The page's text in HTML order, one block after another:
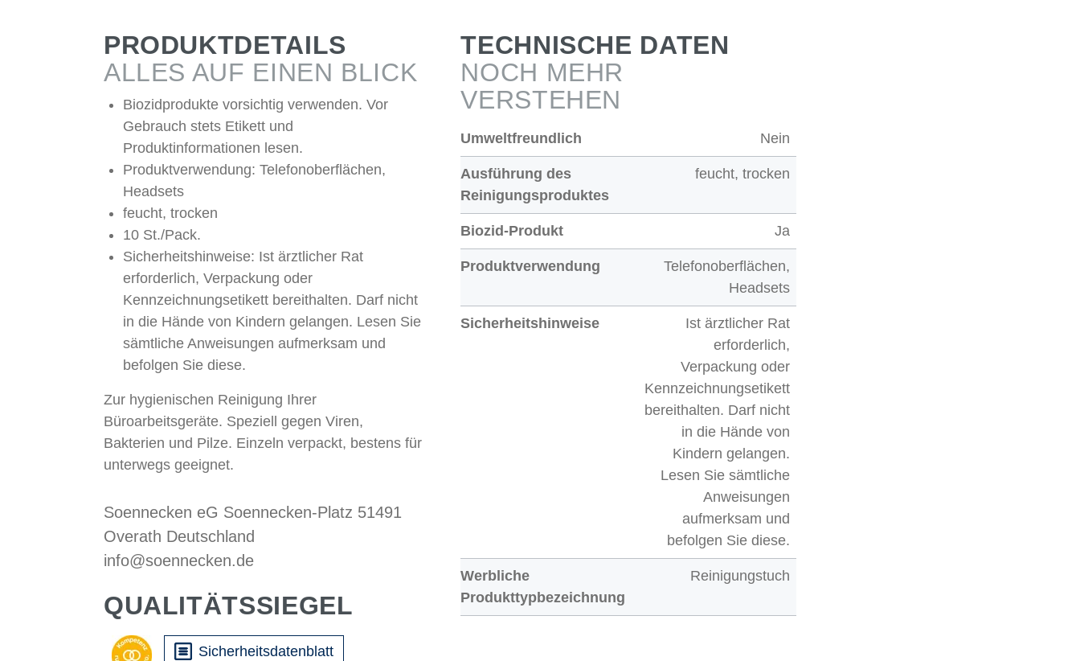
PRODUKTDETAILS
ALLES AUF EINEN BLICK
Biozidprodukte vorsichtig verwenden. Vor
Gebrauch stets Etikett und
Produktinformationen lesen.
Produktverwendung: Telefonoberflächen,
Headsets
feucht, trocken
10 St./Pack.
Sicherheitshinweise: Ist ärztlicher Rat
erforderlich, Verpackung oder
Kennzeichnungsetikett bereithalten. Darf nicht
in die Hände von Kindern gelangen. Lesen Sie
sämtliche Anweisungen aufmerksam und
befolgen Sie diese.
Zur hygienischen Reinigung Ihrer
Büroarbeitsgeräte. Speziell gegen Viren,
Bakterien und Pilze. Einzeln verpackt, bestens für
unterwegs geeignet.
Soennecken eG Soennecken-Platz 51491
Overath Deutschland
info@soennecken.de
QUALITÄTSSIEGEL
Sicherheitsdatenblatt
TECHNISCHE DATEN
NOCH MEHR
VERSTEHEN
Umweltfreundlich Nein
Ausführung des
Reinigungsproduktes
feucht, trocken
Biozid-Produkt Ja
Produktverwendung
Telefonoberflächen,
Headsets
Sicherheitshinweise
Ist ärztlicher Rat
erforderlich,
Verpackung oder
Kennzeichnungsetikett
bereithalten. Darf nicht
in die Hände von
Kindern gelangen.
Lesen Sie sämtliche
Anweisungen
aufmerksam und
befolgen Sie diese.
Werbliche
Produkttypbezeichnung
Reinigungstuch